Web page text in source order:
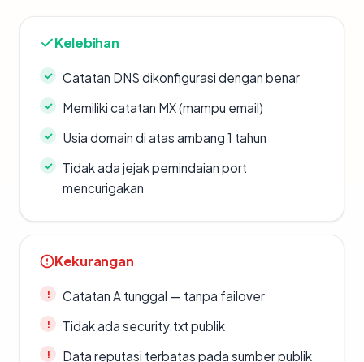
Kelebihan
Catatan DNS dikonfigurasi dengan benar
Memiliki catatan MX (mampu email)
Usia domain di atas ambang 1 tahun
Tidak ada jejak pemindaian port
mencurigakan
Kekurangan
Catatan A tunggal — tanpa failover
Tidak ada security.txt publik
Data reputasi terbatas pada sumber publik